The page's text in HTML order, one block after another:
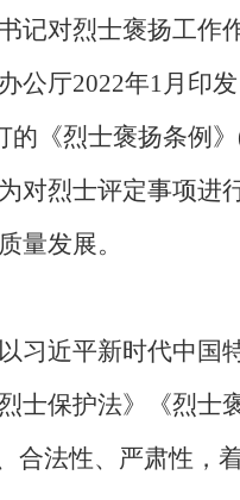
记对烈士褒扬工
公厅2022年1月印
的《烈士褒扬条例
对烈士评定事项
量发展。
习近平新时代中
士保护法》《烈
合法性、严肃性，